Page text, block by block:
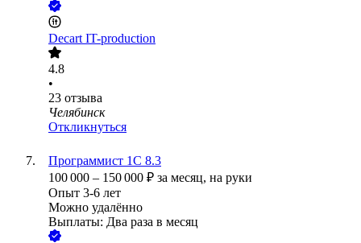
Decart IT-production
4.8
•
23 отзыва
Челябинск
Откликнуться
Программист 1C 8.3
100 000 – 150 000 ₽ за месяц, на руки
Опыт 3-6 лет
Можно удалённо
Выплаты: Два раза в месяц